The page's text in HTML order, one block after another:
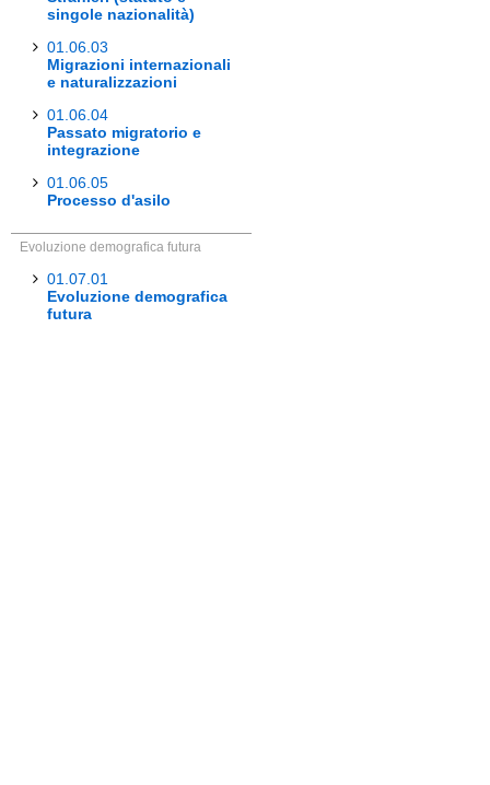
singole nazionalità)
01.06.03
Migrazioni internazionali
e naturalizzazioni
01.06.04
Passato migratorio e
integrazione
01.06.05
Processo d'asilo
Evoluzione demografica futura
01.07.01
Evoluzione demografica
futura